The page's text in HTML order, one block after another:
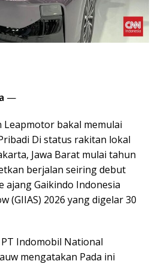
—
Leapmotor bakal memulai
Di status rakitan lokal
Jawa Barat mulai tahun
berjalan seiring debut
ajang Gaikindo Indonesia
(GIIAS) 2026 yang digelar 30
Indomobil National
mengatakan Pada ini